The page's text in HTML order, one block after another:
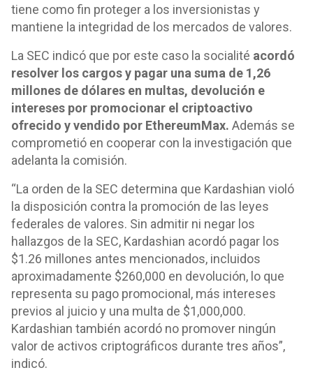
tiene como fin proteger a los inversionistas y
mantiene la integridad de los mercados de valores.
La SEC indicó que por este caso la socialité acordó
resolver los cargos y pagar una suma de 1,26
millones de dólares en multas, devolución e
intereses por promocionar el criptoactivo
ofrecido y vendido por EthereumMax. Además se
comprometió en cooperar con la investigación que
adelanta la comisión.
“La orden de la SEC determina que Kardashian violó
la disposición contra la promoción de las leyes
federales de valores. Sin admitir ni negar los
hallazgos de la SEC, Kardashian acordó pagar los
$1.26 millones antes mencionados, incluidos
aproximadamente $260,000 en devolución, lo que
representa su pago promocional, más intereses
previos al juicio y una multa de $1,000,000.
Kardashian también acordó no promover ningún
valor de activos criptográficos durante tres años”,
indicó.